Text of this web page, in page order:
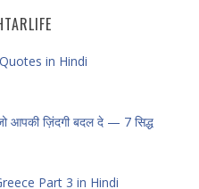
in Hindi
आपकी ज़िंदगी बदल दे — 7 सिद्ध
Part 3 in Hindi